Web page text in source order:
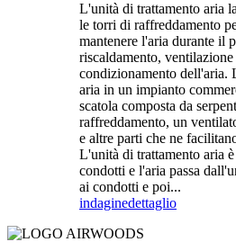
L'unità di trattamento aria
le torri di raffreddamento
mantenere l'aria durante il
riscaldamento,
condizionamento dell'aria.
aria in un impianto
scatola composta da
raffreddamento, un
e altre parti che ne
L'unità di trattamento aria
condotti e l'aria passa
ai condotti e poi...
indaginedettaglio